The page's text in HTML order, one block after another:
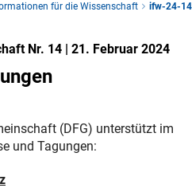
für die Wissenschaft ifw-24-14
Nr. 14 | 21. Februar 2024
(DFG) unterstützt im
und Tagungen: